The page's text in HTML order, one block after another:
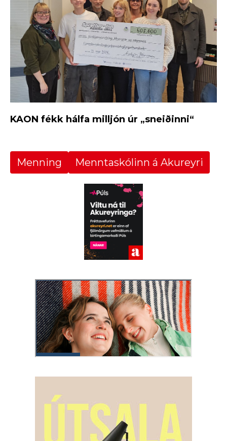
KAON fékk hálfa milljón úr „sneiðinni“
Menning Menntaskólinn á Akureyri